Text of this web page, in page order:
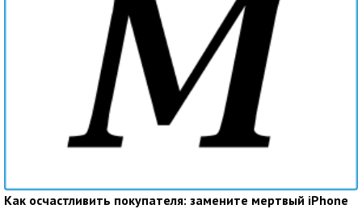
Как осчастливить покупателя: замените мертвый iPhone